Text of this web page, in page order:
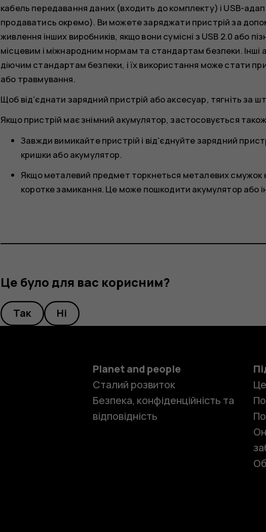
кабель передавання даних (входить до комплекту) і USB-
продаватись окремо). Ви можете заряджати пристрій за
живлення інших виробників, якщо вони сумісні з USB 2.0 або
місцевим і міжнародним нормам та стандартам безпеки. Інші
діючим стандартам безпеки, і їх використання може стати
або травмування.
Щоб від’єднати зарядний пристрій або аксесуар, тягніть за
Якщо пристрій має знімний акумулятор, застосовується
Завжди вимикайте пристрій і від'єднуйте зарядний
кришки або акумулятор.
Якщо металевий предмет торкнеться металевих смужок
коротке замикання. Це може пошкодити акумулятор або
Це було для вас корисним?
Так Ні
Planet and people
Сталий розвиток
Безпека, конфіденційність та
відповідність